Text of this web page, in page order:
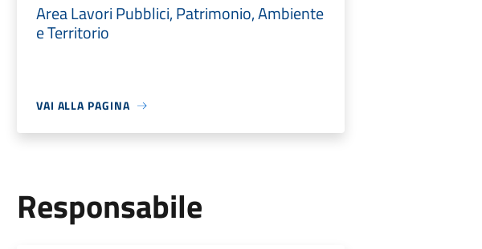
Area Lavori Pubblici, Patrimonio, Ambiente
e Territorio
VAI ALLA PAGINA
Responsabile